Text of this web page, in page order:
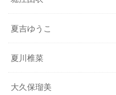
夏吉ゆうこ
夏川椎菜
大久保瑠美